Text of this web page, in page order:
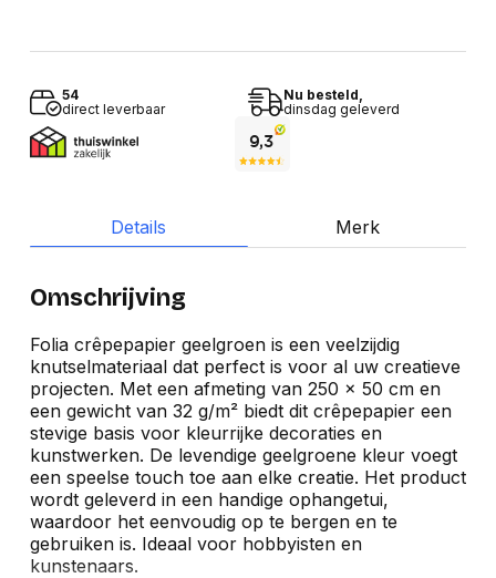
54
direct leverbaar
Nu besteld,
dinsdag geleverd
Details Merk
Omschrijving
Folia crêpepapier geelgroen is een veelzijdig
knutselmateriaal dat perfect is voor al uw creatieve
projecten. Met een afmeting van 250 x 50 cm en
een gewicht van 32 g/m² biedt dit crêpepapier een
stevige basis voor kleurrijke decoraties en
kunstwerken. De levendige geelgroene kleur voegt
een speelse touch toe aan elke creatie. Het product
wordt geleverd in een handige ophangetui,
waardoor het eenvoudig op te bergen en te
gebruiken is. Ideaal voor hobbyisten en
kunstenaars.